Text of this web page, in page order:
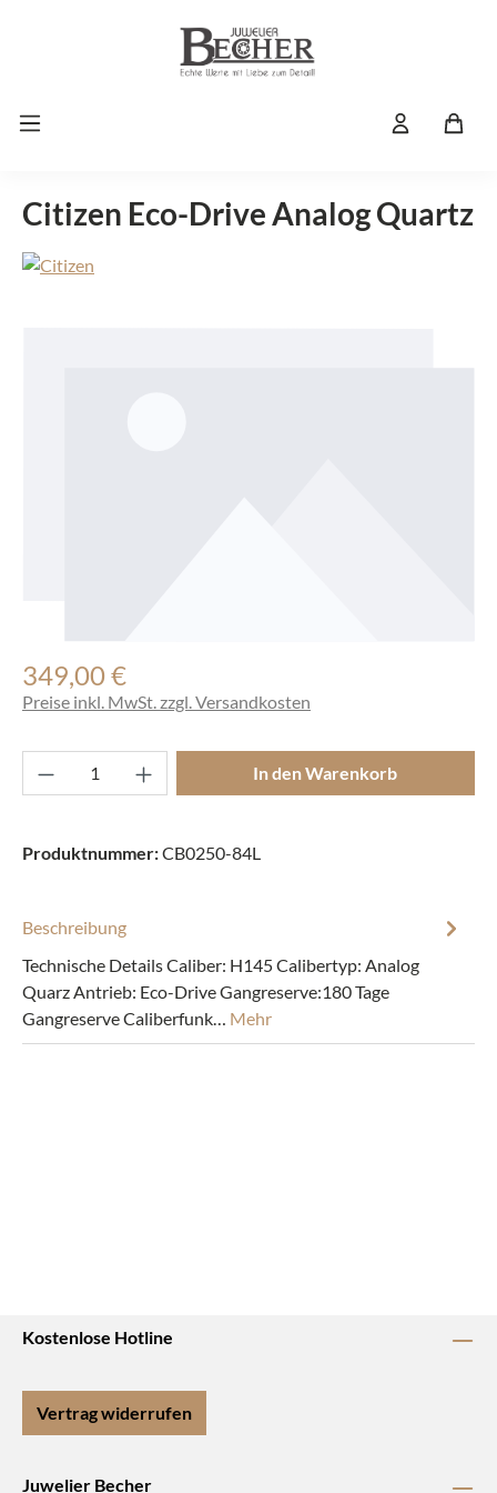
Zum Hauptinhalt springen
Citizen Eco-Drive Analog Quartz
Regulärer Preis:
349,00 €
Preise inkl. MwSt. zzgl. Versandkosten
Produkt Anzahl: Gib den gewünschten
In den Warenkorb
Produktnummer:CB0250-84L
Beschreibung
Technische Details Caliber: H145 Calibertyp: Analog
Quarz Antrieb: Eco-Drive Gangreserve:180 Tage
Gangreserve Caliberfunk… Mehr
Kostenlose Hotline
Vertrag widerrufen
Juwelier Becher